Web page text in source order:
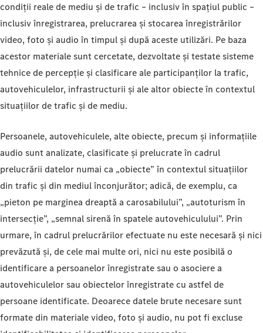
condiții reale de mediu și de trafic – inclusiv în spațiul public –
inclusiv înregistrarea, prelucrarea și stocarea înregistrărilor
video, foto și audio în timpul și după aceste utilizări. Pe baza
acestor materiale sunt cercetate, dezvoltate și testate sisteme
tehnice de percepție și clasificare ale participanților la trafic,
autovehiculelor, infrastructurii și ale altor obiecte în contextul
situațiilor de trafic și de mediu.
Persoanele, autovehiculele, alte obiecte, precum și informațiile
audio sunt analizate, clasificate și prelucrate în cadrul
prelucrării datelor numai ca „obiecte” în contextul situațiilor
din trafic și din mediul înconjurător; adică, de exemplu, ca
„pieton pe marginea dreaptă a carosabilului”, „autoturism în
intersecție”, „semnal sirenă în spatele autovehiculului”. Prin
urmare, în cadrul prelucrărilor efectuate nu este necesară și nici
prevăzută și, de cele mai multe ori, nici nu este posibilă o
identificare a persoanelor înregistrate sau o asociere a
autovehiculelor sau obiectelor înregistrate cu astfel de
persoane identificate. Deoarece datele brute necesare sunt
formate din materiale video, foto și audio, nu pot fi excluse